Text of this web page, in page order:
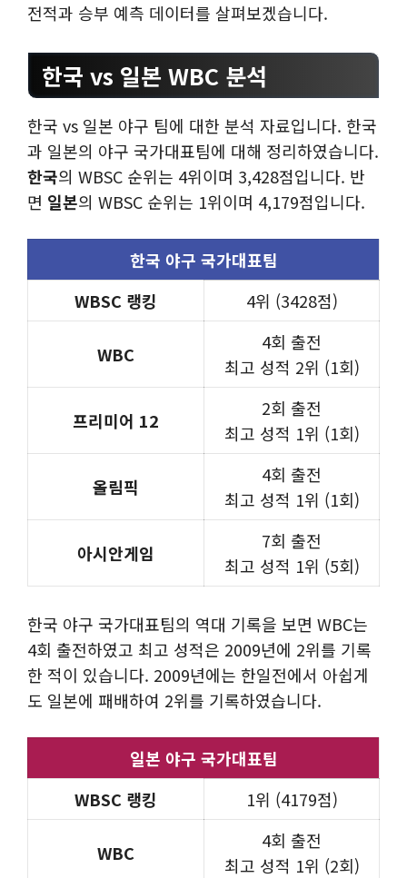
전적과 승부 예측 데이터를 살펴보겠습니다.
한국 vs 일본 WBC 분석
한국 vs 일본 야구 팀에 대한 분석 자료입니다. 한국
과 일본의 야구 국가대표팀에 대해 정리하였습니다.
한국의 WBSC 순위는 4위이며 3,428점입니다. 반
면 일본의 WBSC 순위는 1위이며 4,179점입니다.
한국 야구 국가대표팀
WBSC 랭킹
4위 (3428점)
WBC
4회 출전
최고 성적 2위 (1회)
프리미어 12
2회 출전
최고 성적 1위 (1회)
올림픽
4회 출전
최고 성적 1위 (1회)
아시안게임
7회 출전
최고 성적 1위 (5회)
한국 야구 국가대표팀의 역대 기록을 보면 WBC는
4회 출전하였고 최고 성적은 2009년에 2위를 기록
한 적이 있습니다. 2009년에는 한일전에서 아쉽게
도 일본에 패배하여 2위를 기록하였습니다.
일본 야구 국가대표팀
WBSC 랭킹
1위 (4179점)
WBC
4회 출전
최고 성적 1위 (2회)